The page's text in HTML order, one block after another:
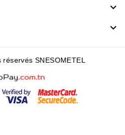


SNESOMETEL